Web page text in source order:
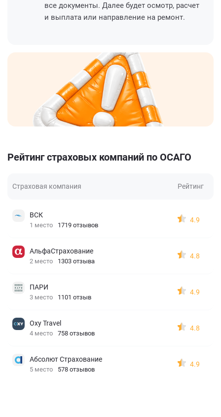
все документы. Далее будет осмотр, расчет
и выплата или направление на ремонт.
Рейтинг страховых компаний по ОСАГО
Страховая компания Рейтинг
ВСК
1 место 1719 отзывов
4.9
АльфаСтрахование
2 место 1303 отзыва
4.8
ПАРИ
3 место 1101 отзыв
4.9
Oxy Travel
4 место 758 отзывов
4.8
Абсолют Страхование
5 место 578 отзывов
4.9